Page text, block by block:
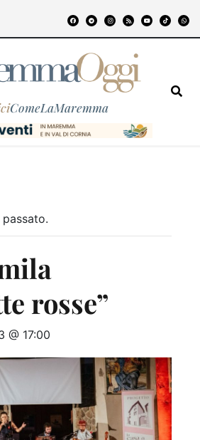
ComeLaMaremma
rosse”
@ 17:00